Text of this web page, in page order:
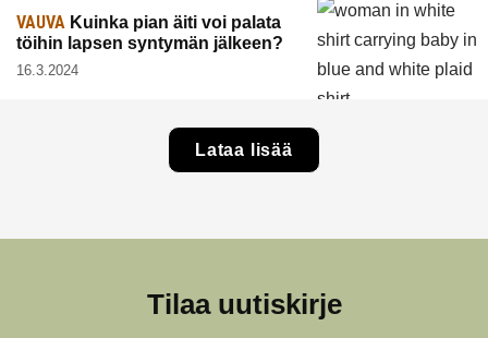
VAUVA Kuinka pian äiti voi palata
töihin lapsen syntymän jälkeen?
16.3.2024
Lataa lisää
Tilaa uutiskirje